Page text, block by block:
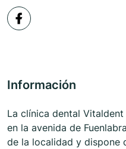
Información
La clínica dental
en la avenida de
de la localidad y dispone